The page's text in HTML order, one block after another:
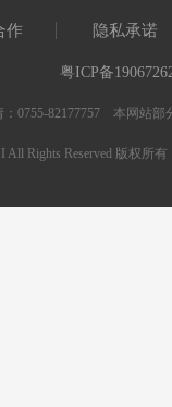
作 隐私承诺
粤ICP备
：0755-82177757 本网站
All Rights Reserved 版权所